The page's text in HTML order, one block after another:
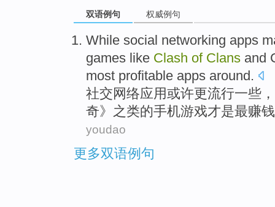
双语例句 权威例句
While social networking apps
games like Clash of Clans and
most profitable apps around.
社交网络应用或许更流行一些
奇》 之类的手机游戏才是最赚钱
youdao
更多双语例句